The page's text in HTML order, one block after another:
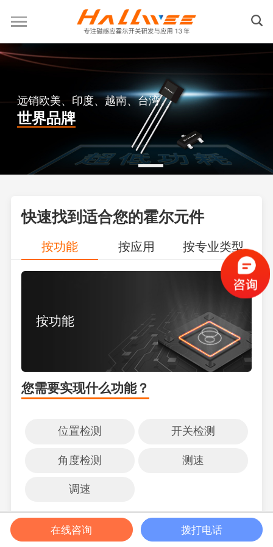
远销欧美、印度、越南、台湾
世界品牌
快速找到适合您的霍尔元件
按功能 按应用 按专业类型
按功能
您需要实现什么功能？
位置检测 开关检测
角度检测 测速
调速
帮我选型
获取报价
在线咨询 拨打电话